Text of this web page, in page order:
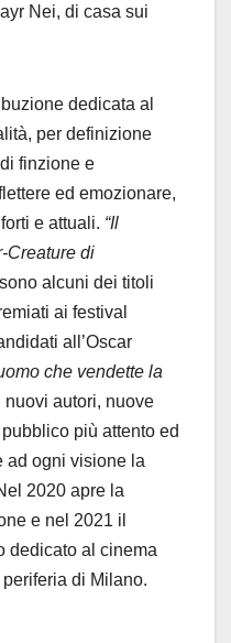
Nei, di casa sui
dedicata al
per definizione
finzione e
ed emozionare,
e attuali. “Il
Creature di
alcuni dei titoli
ai festival
all’Oscar
che vendette la
autori, nuove
più attento ed
ad ogni visione la
2020 apre la
e nel 2021 il
dedicato al cinema
di Milano.